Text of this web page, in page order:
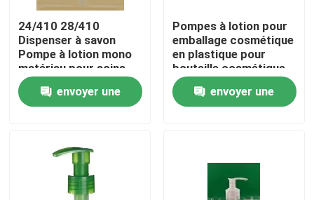
24/410 28/410
Dispenser à savon
Pompe à lotion mono
matériau pour soins
personnels
envoyer une
Pompes à lotion pour
emballage cosmétique
en plastique pour
bouteille cosmétique
envoyer une